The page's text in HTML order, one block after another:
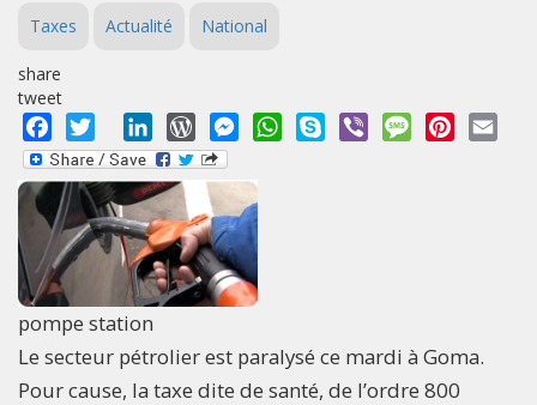
Taxes Actualité National
share
tweet
Facebook
Twitter LinkedInWordPressMessengerWhatsApp
Skype Viber MessagePinterest
pompe station
Le secteur pétrolier est paralysé ce mardi à Goma.
Pour cause, la taxe dite de santé, de l’ordre 800